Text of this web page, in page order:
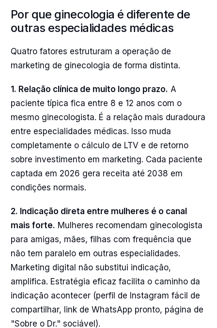
Por que ginecologia é diferente de
outras especialidades médicas
Quatro fatores estruturam a operação de
marketing de ginecologia de forma distinta.
1. Relação clínica de muito longo prazo. A
paciente típica fica entre 8 e 12 anos com o
mesmo ginecologista. É a relação mais duradoura
entre especialidades médicas. Isso muda
completamente o cálculo de LTV e de retorno
sobre investimento em marketing. Cada paciente
captada em 2026 gera receita até 2038 em
condições normais.
2. Indicação direta entre mulheres é o canal
mais forte. Mulheres recomendam ginecologista
para amigas, mães, filhas com frequência que
não tem paralelo em outras especialidades.
Marketing digital não substitui indicação,
amplifica. Estratégia eficaz facilita o caminho da
indicação acontecer (perfil de Instagram fácil de
compartilhar, link de WhatsApp pronto, página de
"Sobre o Dr." sociável).